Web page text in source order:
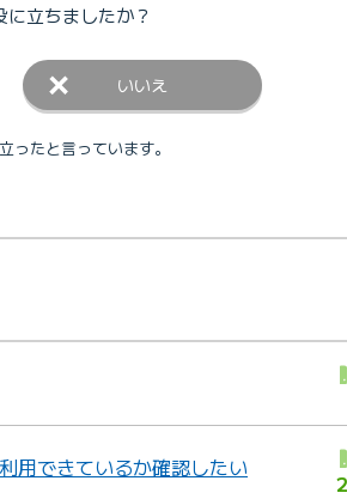
に立ちましたか？
いいえ
ったと言っています。
できているか確認したい